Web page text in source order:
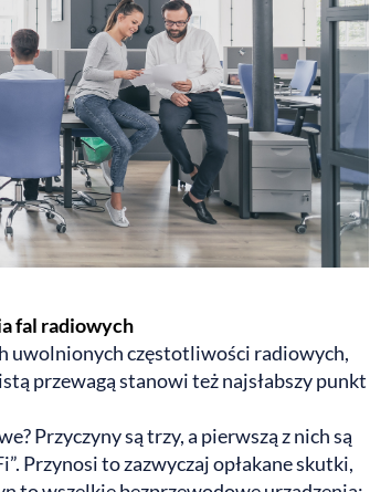
fal radiowych
uwolnionych częstotliwości radiowych,
przewagą stanowi też najsłabszy punkt
Przyczyny są trzy, a pierwszą z nich są
Przynosi to zazwyczaj opłakane skutki,